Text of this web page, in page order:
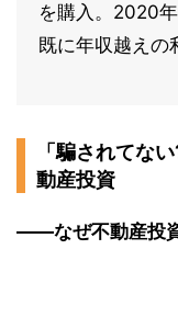
を購入。2020
既に年収越えの
「騙されてな
動産投資
――なぜ不動産投